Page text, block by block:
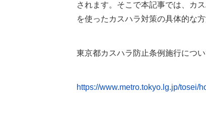
されます。そこで本記事では、カ
を使ったカスハラ対策の具体的な
東京都カスハラ防止条例施行につい
https://www.metro.tokyo.lg.jp/tosei/